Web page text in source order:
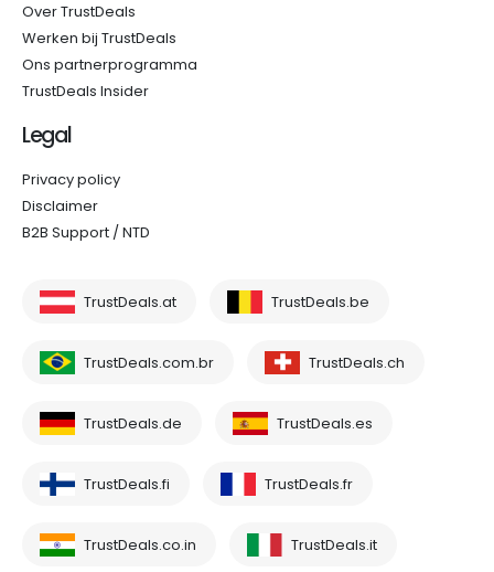
Over TrustDeals
Werken bij TrustDeals
Ons partnerprogramma
TrustDeals Insider
Legal
Privacy policy
Disclaimer
B2B Support / NTD
TrustDeals.at TrustDeals.be
TrustDeals.com.br TrustDeals.ch
TrustDeals.de TrustDeals.es
TrustDeals.fi TrustDeals.fr
TrustDeals.co.in TrustDeals.it